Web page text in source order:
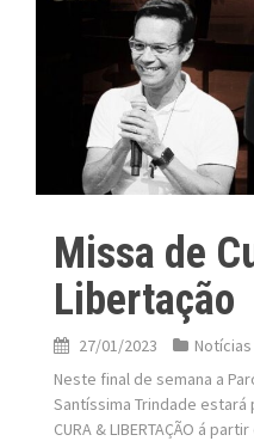
Missa de
Libertação
27/01/2023
Notícias
Neste final de semana a
Santíssima Trindade estará
CURA & LIBERTAÇÃO á